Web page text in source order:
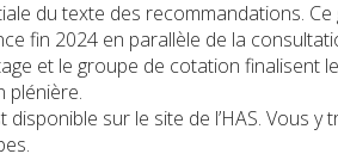
du texte des recommandations.
fin 2024 en parallèle de la
et le groupe de cotation finalisent
plénière.
sur le site de l’HAS. Vous y